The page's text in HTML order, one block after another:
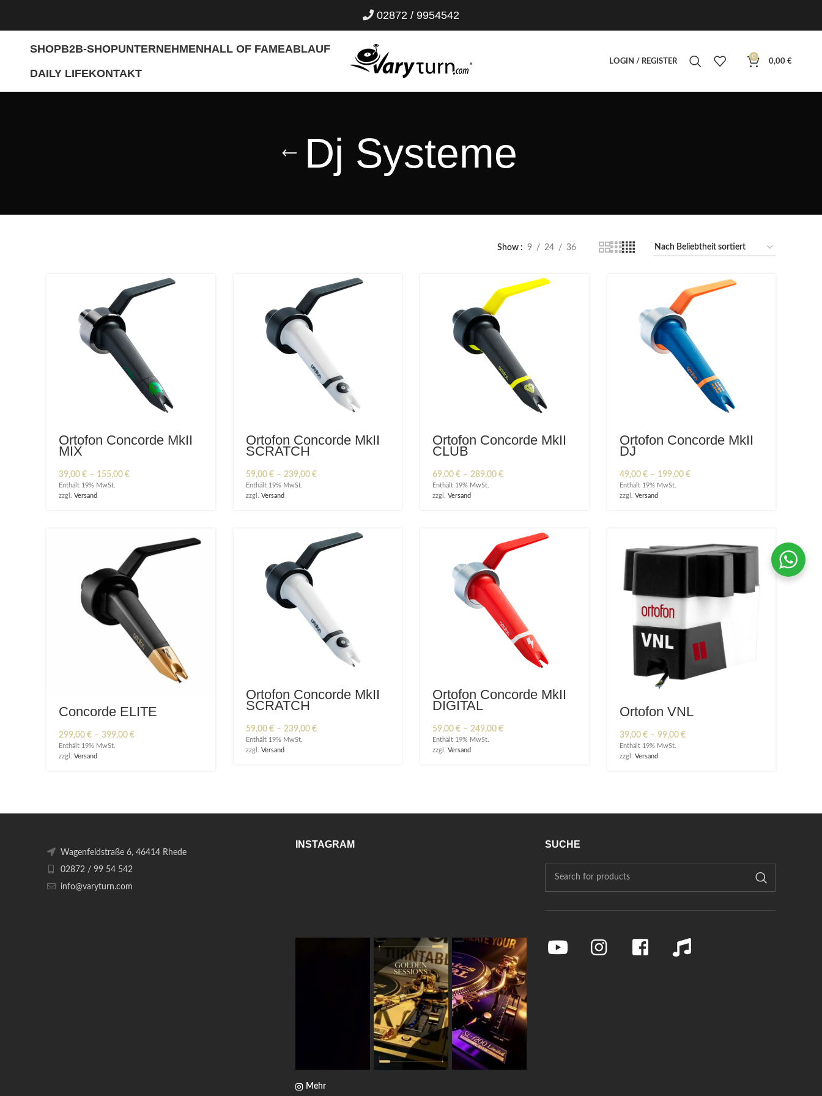
02872 / 9954542
SHOPB2B-SHOPUNTERNEHMENHALL OF FAMEABLAUF
DAILY LIFEKONTAKT
LOGIN / REGISTER
0
0,00€
Dj Systeme
Show 9 24 36
Ortofon Concorde MkII
MIX
39,00 € – 155,00 €Preisspanne:
Enthält 19% MwSt.
zzgl. Versand
Ortofon Concorde MkII
SCRATCH
59,00 € – 239,00 €Preisspanne:
Enthält 19% MwSt.
zzgl. Versand
Ortofon Concorde MkII
CLUB
69,00 € – 289,00 €Preisspanne:
Enthält 19% MwSt.
zzgl. Versand
Ortofon Concorde MkII
DJ
49,00 € – 199,00 €Preisspanne:
Enthält 19% MwSt.
zzgl. Versand
Concorde ELITE
299,00 € – 399,00 €Preisspanne:
Enthält 19% MwSt.
zzgl. Versand
Ortofon Concorde MkII
SCRATCH
59,00 € – 239,00 €Preisspanne:
Enthält 19% MwSt.
zzgl. Versand
Ortofon Concorde MkII
DIGITAL
59,00 € – 249,00 €Preisspanne:
Enthält 19% MwSt.
zzgl. Versand
Ortofon VNL
39,00 € – 99,00 €Preisspanne:
Enthält 19% MwSt.
zzgl. Versand
Wagenfeldstraße 6, 46414 Rhede
02872 / 99 54 542
info@varyturn.com
INSTAGRAM
Mehr
SUCHE